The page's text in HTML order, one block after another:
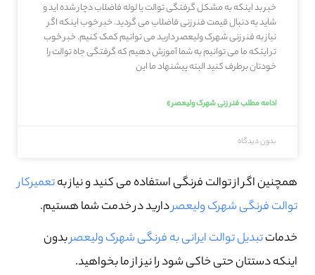
خبر بد اینکه به مشکل گرفتگی توالت یا لوله فاضلاب دچار شده اید و
شاید به دنبال قیمت فنر زنی فاضلاب می گردید. خبر خوب اینکه اگر
نیاز به فنر زنی شهرک ولیعصر دارید می توانیم کمک کنیم. خبر خوب
تر اینکه ما می توانیم به شما آموزش دهیم که گرفتگی جاه توالت را
خودتان برطرف کنید البته پیشنهاد ما این
ادامه مطلب فنر زنی شهرک ولیعصر »
بدون دیدگاه
همچنین اگر از توالت فرنگی استفاده می کنید و نیاز بهتعمیرکار
توالت فرنگی شهرک ولیعصردارید در خدمت شما هستیم.
خدماتتبدیل توالت ایرانی به فرنگی شهرک ولیعصربدون
اینکه دستتان حتی خاکی شود را نیز از ما بخواهید.